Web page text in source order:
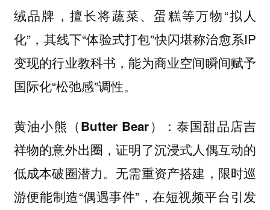
绒品牌，擅长将蔬菜、蛋糕等万物“拟人
化”，其线下“体验式打包”快闪堪称治愈系IP
变现的行业教科书，能为商业空间瞬间赋予
国际化“松弛感”调性。
黄油小熊（Butter Bear）： 泰国甜品店吉
祥物的意外出圈，证明了沉浸式人偶互动的
低成本破圈潜力。无需重资产搭建，限时巡
游便能制造“偶遇事件”，在短视频平台引发